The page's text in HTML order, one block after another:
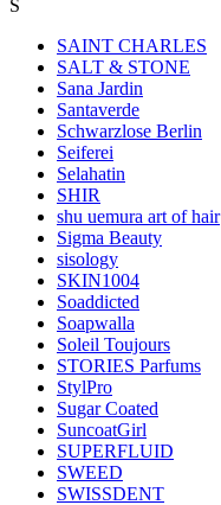
S
SAINT CHARLES
SALT & STONE
Sana Jardin
Santaverde
Schwarzlose Berlin
Seiferei
Selahatin
SHIR
shu uemura art of hair
Sigma Beauty
sisology
SKIN1004
Soaddicted
Soapwalla
Soleil Toujours
STORIES Parfums
StylPro
Sugar Coated
SuncoatGirl
SUPERFLUID
SWEED
SWISSDENT